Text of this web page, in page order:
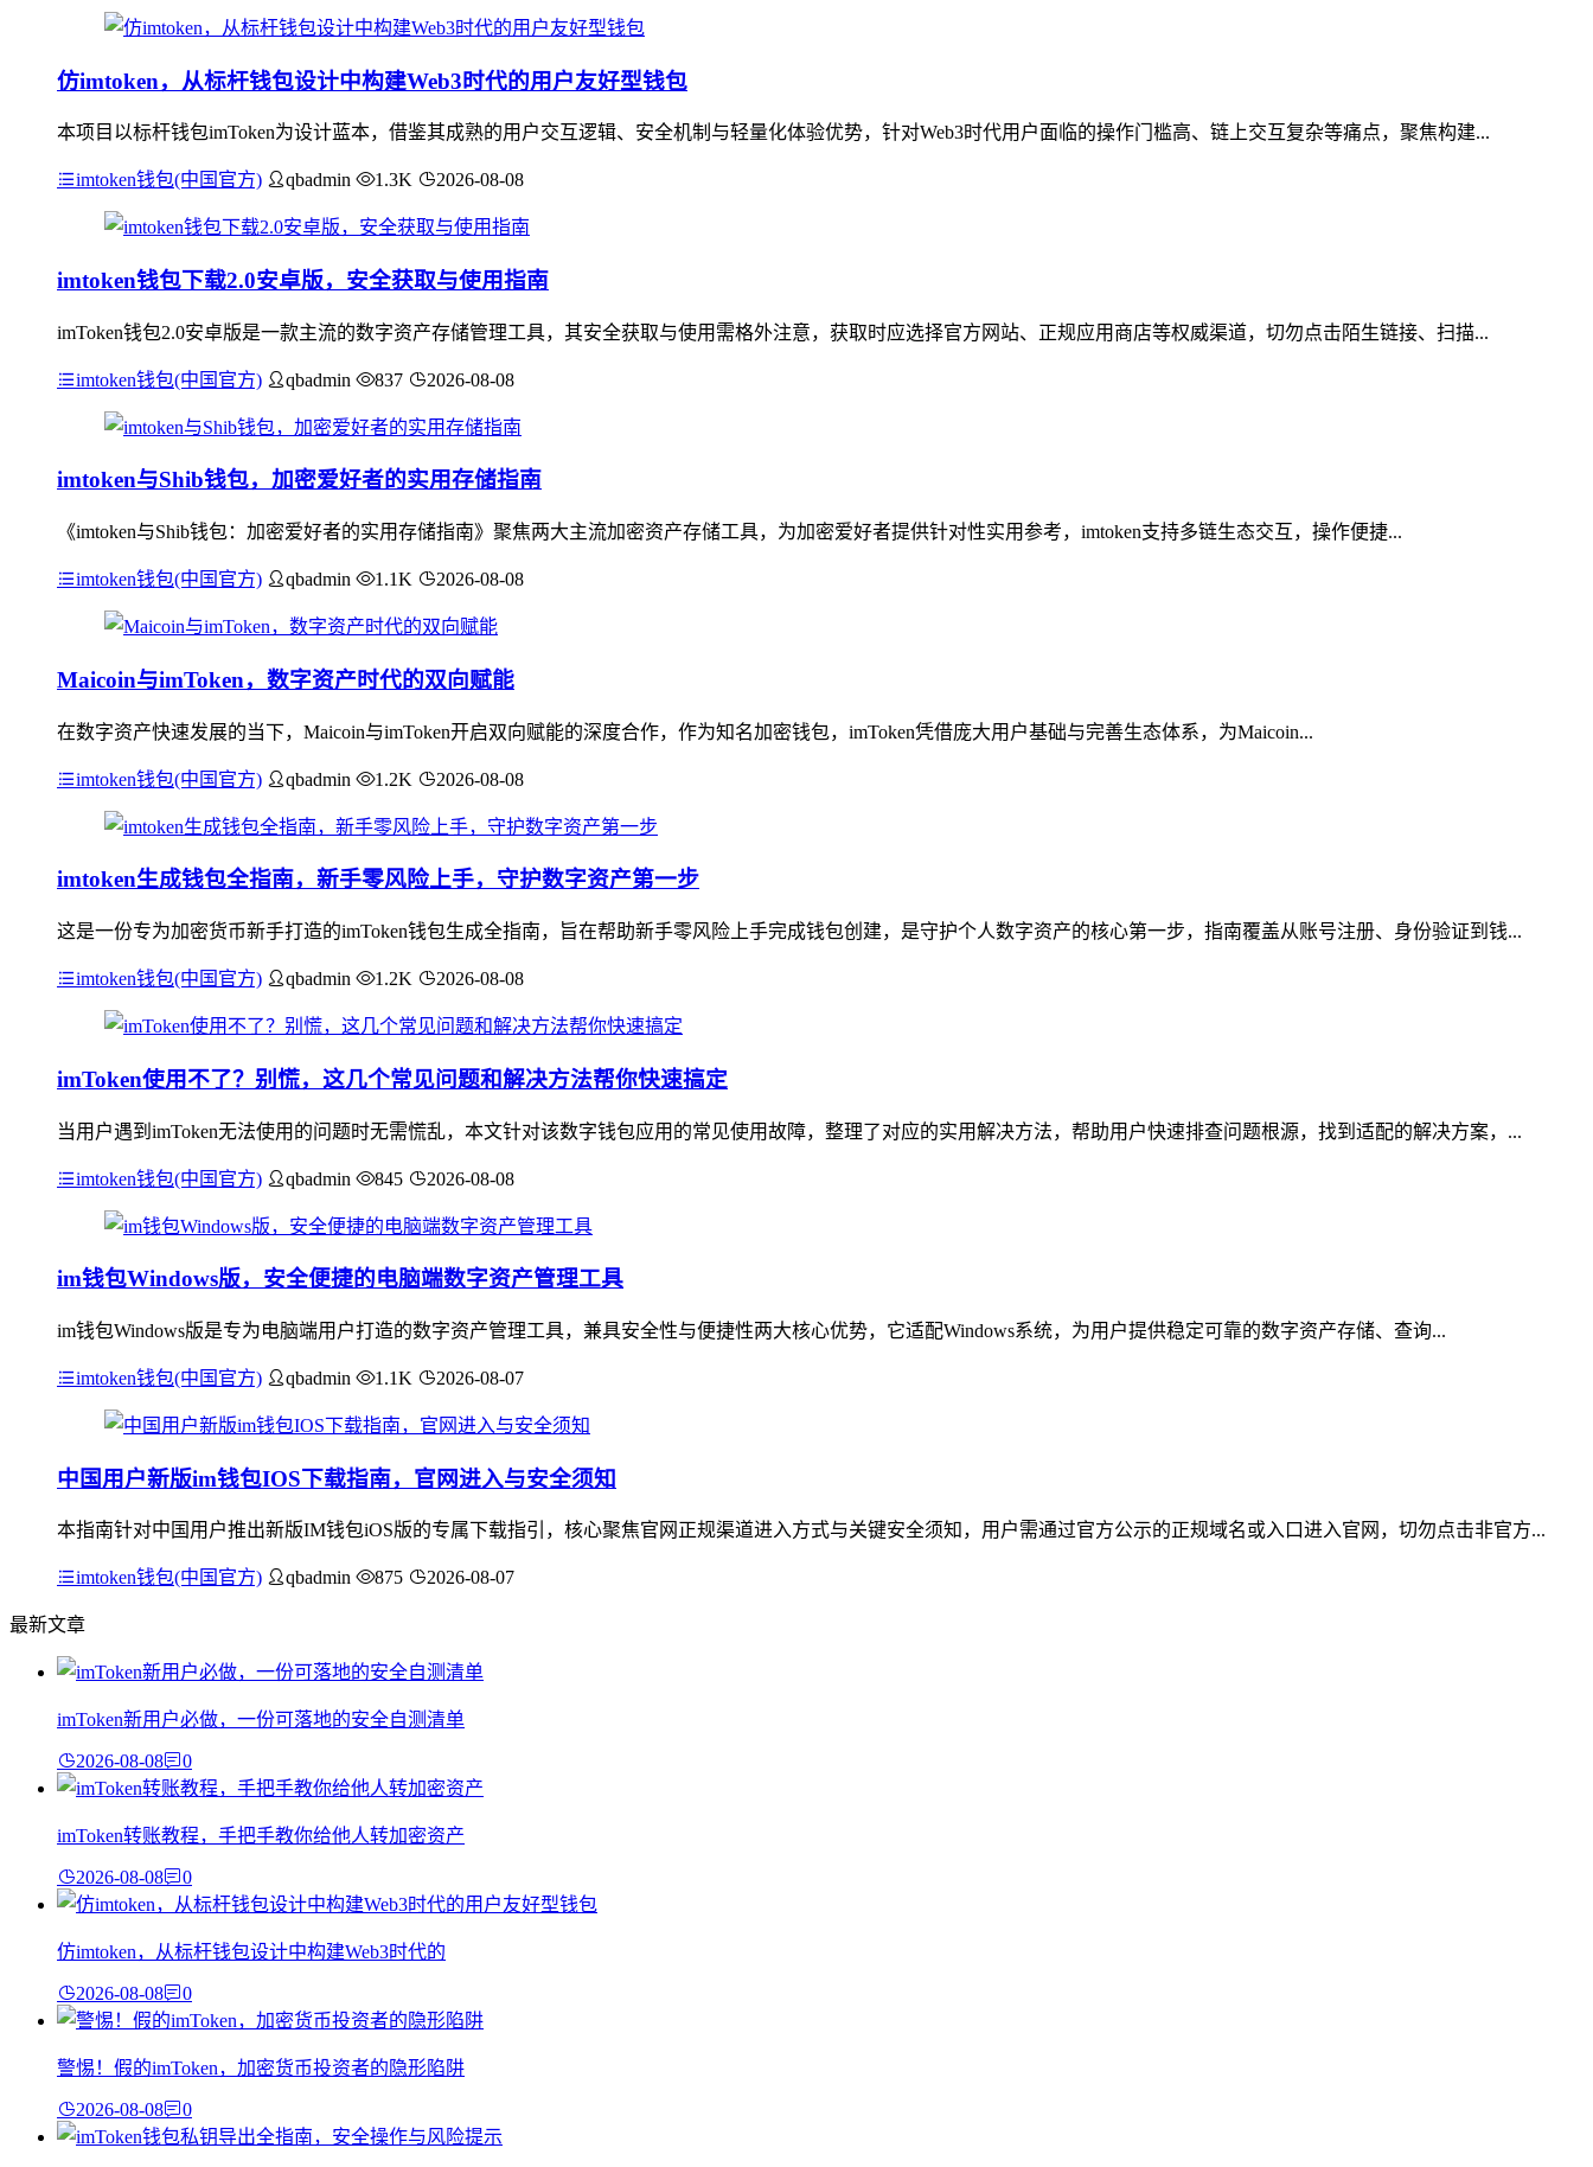
仿imtoken，从标杆钱包设计中构建Web3时代的用户友好型钱包
本项目以标杆钱包imToken为设计蓝本，借鉴其成熟的用户交互逻辑、安全机制与轻量化体验优势，针对Web3时代用户面临的操作门槛高、链上交互复杂等痛点，聚焦构建...
imtoken钱包(中国官方) qbadmin 1.3K 2026-08-08
imtoken钱包下载2.0安卓版，安全获取与使用指南
imToken钱包2.0安卓版是一款主流的数字资产存储管理工具，其安全获取与使用需格外注意，获取时应选择官方网站、正规应用商店等权威渠道，切勿点击陌生链接、扫描...
imtoken钱包(中国官方) qbadmin 837 2026-08-08
imtoken与Shib钱包，加密爱好者的实用存储指南
《imtoken与Shib钱包：加密爱好者的实用存储指南》聚焦两大主流加密资产存储工具，为加密爱好者提供针对性实用参考，imtoken支持多链生态交互，操作便捷...
imtoken钱包(中国官方) qbadmin 1.1K 2026-08-08
Maicoin与imToken，数字资产时代的双向赋能
在数字资产快速发展的当下，Maicoin与imToken开启双向赋能的深度合作，作为知名加密钱包，imToken凭借庞大用户基础与完善生态体系，为Maicoin...
imtoken钱包(中国官方) qbadmin 1.2K 2026-08-08
imtoken生成钱包全指南，新手零风险上手，守护数字资产第一步
这是一份专为加密货币新手打造的imToken钱包生成全指南，旨在帮助新手零风险上手完成钱包创建，是守护个人数字资产的核心第一步，指南覆盖从账号注册、身份验证到钱...
imtoken钱包(中国官方) qbadmin 1.2K 2026-08-08
imToken使用不了？别慌，这几个常见问题和解决方法帮你快速搞定
当用户遇到imToken无法使用的问题时无需慌乱，本文针对该数字钱包应用的常见使用故障，整理了对应的实用解决方法，帮助用户快速排查问题根源，找到适配的解决方案，...
imtoken钱包(中国官方) qbadmin 845 2026-08-08
im钱包Windows版，安全便捷的电脑端数字资产管理工具
im钱包Windows版是专为电脑端用户打造的数字资产管理工具，兼具安全性与便捷性两大核心优势，它适配Windows系统，为用户提供稳定可靠的数字资产存储、查询...
imtoken钱包(中国官方) qbadmin 1.1K 2026-08-07
中国用户新版im钱包IOS下载指南，官网进入与安全须知
本指南针对中国用户推出新版IM钱包iOS版的专属下载指引，核心聚焦官网正规渠道进入方式与关键安全须知，用户需通过官方公示的正规域名或入口进入官网，切勿点击非官方...
imtoken钱包(中国官方) qbadmin 875 2026-08-07
最新文章
imToken新用户必做，一份可落地的安全自测清单
2026-08-08 0
imToken转账教程，手把手教你给他人转加密资产
2026-08-08 0
仿imtoken，从标杆钱包设计中构建Web3时代的
2026-08-08 0
警惕！假的imToken，加密货币投资者的隐形陷阱
2026-08-08 0